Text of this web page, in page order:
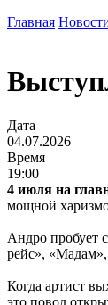
Главная
Дата
04.07.2026
Время
19:00
4 июля на
мощной
Андро пробует
рейс»,
Когда артист
это повод